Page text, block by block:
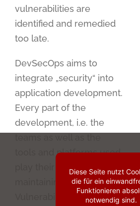
vulnerabilities are
identified and remedied
too late.
DevSecOps aims to
integrate „security“ into
application development.
Every part of the
development, i.e. the
tools and platforms used,
play their part in
maintaining security.
Vulnerabilities are thus to
Diese Seite nutzt
die für ein
Funktionieren
notwendig sind.